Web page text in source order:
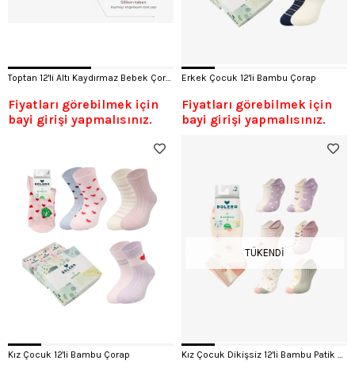
Toptan 12'li Altı Kaydırmaz Bebek Çorap-C20
Fiyatları görebilmek için
bayi girişi yapmalısınız.
Erkek Çocuk 12'li Bambu Çorap
Fiyatları görebilmek için
bayi girişi yapmalısınız.
Kız Çocuk 12'li Bambu Çorap
TÜKENDI
Kız Çocuk Dikişsiz 12'li Bambu Patik Çorap